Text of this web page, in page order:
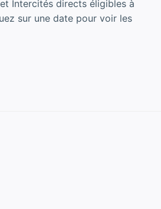
Intercités directs éligibles à
sur une date pour voir les